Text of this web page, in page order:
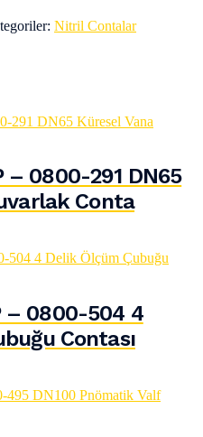
Nitril Contalar
– 0800-291 DN65
Conta
– 0800-504 4
Contası